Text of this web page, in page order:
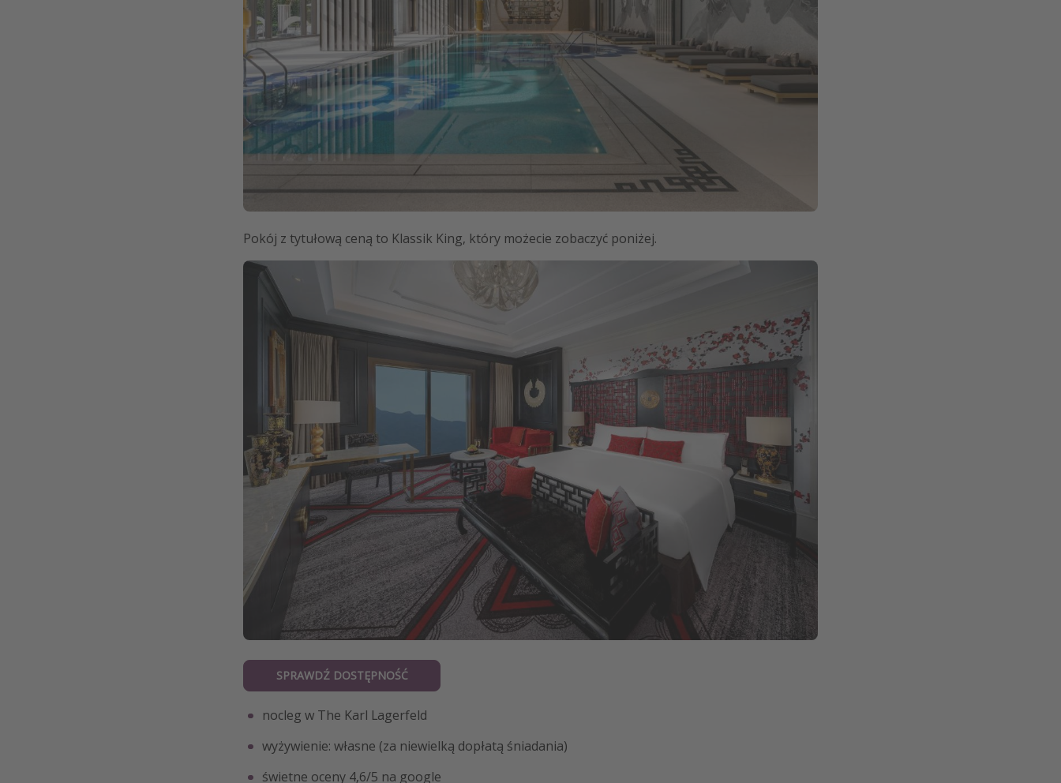
Pokój z tytułową ceną to Klassik King, który możecie zobaczyć poniżej.
SPRAWDŹ DOSTĘPNOŚĆ
nocleg w The Karl Lagerfeld
wyżywienie: własne (za niewielką dopłatą śniadania)
świetne oceny 4,6/5 na google